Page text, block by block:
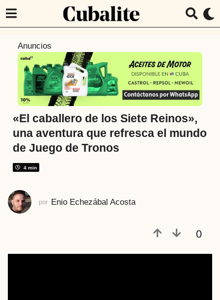
m
a
r
á
s
m
e
s
Anuncios
«El caballero de los Siete Reinos»,
una aventura que refresca el mundo
de Juego de Tronos
4 min
por Enio Echezábal Acosta
0